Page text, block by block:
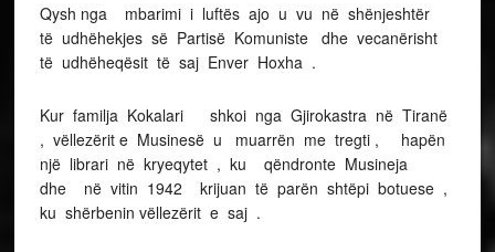
Qysh nga mbarimi i luftës ajo u vu në shënjeshtër
të udhëhekjes së Partisë Komuniste dhe vecanërisht
të udhëheqësit të saj Enver Hoxha .
Kur familja Kokalari shkoi nga Gjirokastra në Tiranë
, vëllezërit e Musinesë u muarrën me tregti , hapën
një librari në kryeqytet , ku qëndronte Musineja
dhe në vitin 1942 krijuan të parën shtëpi botuese ,
ku shërbenin vëllezërit e saj .